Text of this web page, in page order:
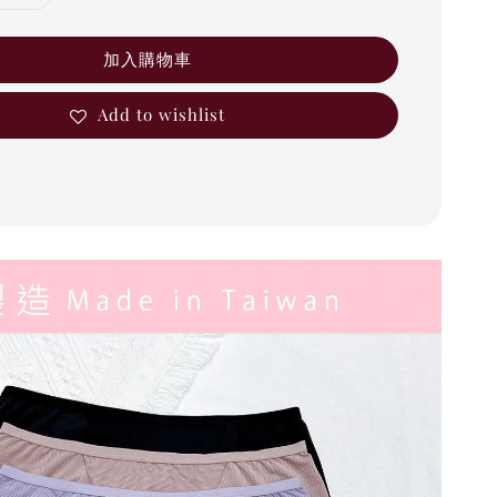
加入購物車
Add to wishlist